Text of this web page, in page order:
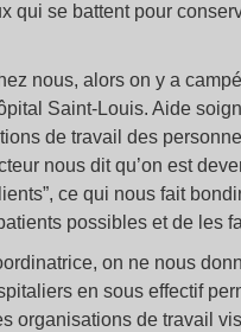
qui se battent pour
nous, alors on y a
Saint-Louis. Aide
de travail des
nous dit qu’on est
ce qui nous fait
possibles et de les
on ne nous
en sous effectif
organisations de travail